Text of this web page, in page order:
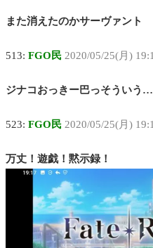
また消えたのかサーヴァント
513: FGO民 2020/05/25(月)
ジナコおっきー巴っそういう…
523: FGO民 2020/05/25(月)
万丈！遊戯！黙示録！